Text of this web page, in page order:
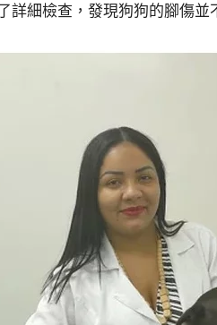
詳細檢查，發現狗狗的腳傷